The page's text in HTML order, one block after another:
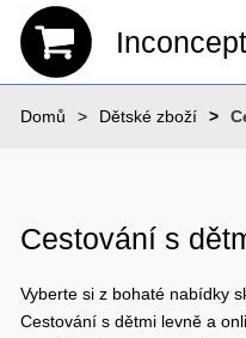
Inconcept
Domů Dětské zboží
Cestování s
Vyberte si z bohaté nabídky
Cestování s dětmi levně a